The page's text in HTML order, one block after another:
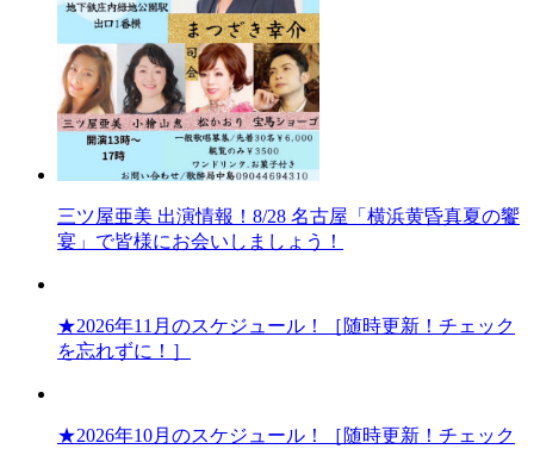
三ツ屋亜美 出演情報！8/28 名古屋「横浜黄昏真夏の饗
宴」で皆様にお会いしましょう！
★2026年11月のスケジュール！［随時更新！チェック
を忘れずに！］
★2026年10月のスケジュール！［随時更新！チェック